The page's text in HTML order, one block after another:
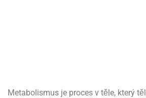
Metabolismus je proces v těle, který